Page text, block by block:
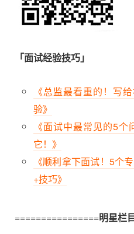
「面试经验技巧」
《总监最看重的！写
验》
《面试中最常见的5
它！》
《顺利拿下面试！5个
+技巧》
================明星栏